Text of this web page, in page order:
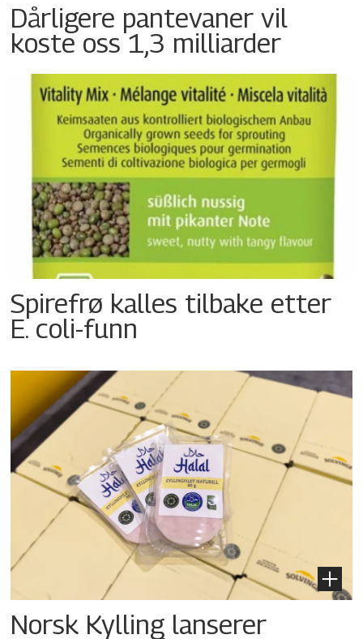
Dårligere pantevaner vil
koste oss 1,3 milliarder
Spirefrø kalles tilbake etter
E. coli-funn
Norsk Kylling lanserer